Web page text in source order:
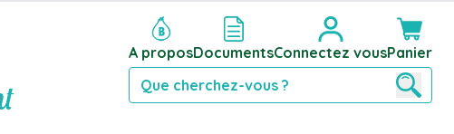
A proposDocumentsConnectez vousPanier